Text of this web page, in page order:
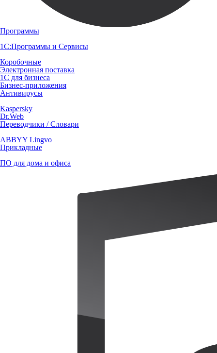
Программы
1С:Программы и Сервисы
Коробочные
Электронная поставка
1С для бизнеса
Бизнес-приложения
Антивирусы
Kaspersky
Dr.Web
Переводчики / Словари
ABBYY Lingvo
Прикладные
ПО для дома и офиса